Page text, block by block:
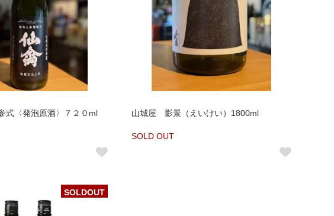
〈発泡原酒〉７２０ml 山城屋 影景（えいけい）1800ml
SOLD OUT
SOLDOUT